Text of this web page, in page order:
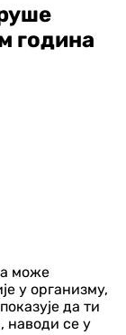
година
може
у организму,
да ти
наводи се у